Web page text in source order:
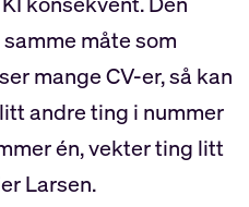
måte som
mange CV-er, så kan
andre ting i nummer
én, vekter ting litt
Larsen.